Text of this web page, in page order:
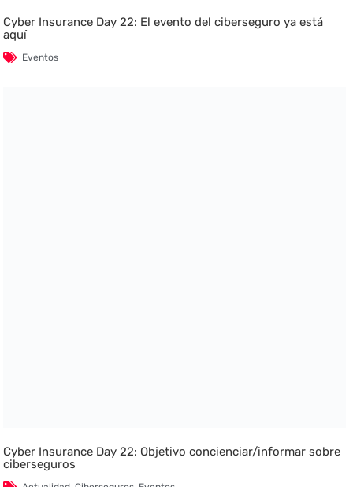
Cyber Insurance Day 22: El evento del ciberseguro ya está
aquí
Eventos
Cyber Insurance Day 22: Objetivo concienciar/informar sobre
ciberseguros